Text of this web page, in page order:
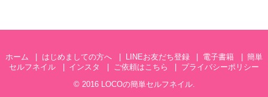
ホーム はじめましての方へ LINEお友だち登録 電子書籍
簡単
セルフネイル
インスタ ご依頼はこちら
プライバシーポリシー
© 2016 LOCOの簡単セルフネイル.